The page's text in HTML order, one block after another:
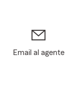
Email al agente